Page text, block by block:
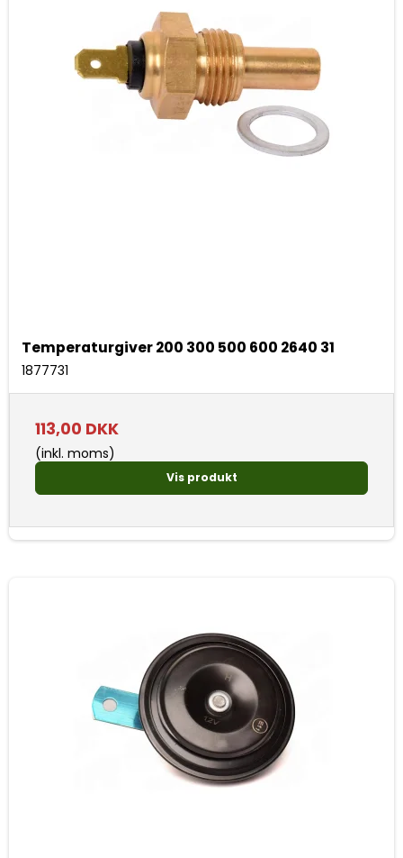
Temperaturgiver 200 300 500 600 2640 31
1877731
113,00 DKK
(inkl. moms)
Vis produkt